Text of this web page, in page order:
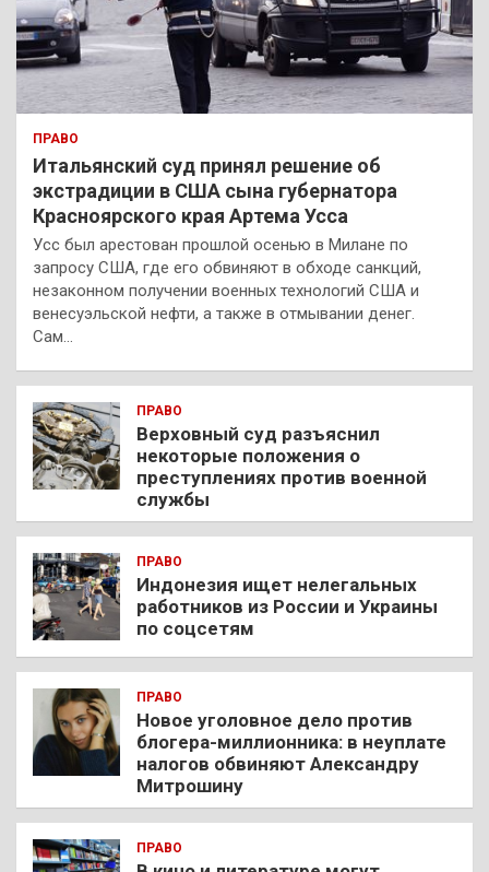
ПРАВО
Итальянский суд принял решение об
экстрадиции в США сына губернатора
Красноярского края Артема Усса
Усс был арестован прошлой осенью в Милане по
запросу США, где его обвиняют в обходе санкций,
незаконном получении военных технологий США и
венесуэльской нефти, а также в отмывании денег.
Сам…
ПРАВО
Верховный суд разъяснил
некоторые положения о
преступлениях против военной
службы
ПРАВО
Индонезия ищет нелегальных
работников из России и Украины
по соцсетям
ПРАВО
Новое уголовное дело против
блогера-миллионника: в неуплате
налогов обвиняют Александру
Митрошину
ПРАВО